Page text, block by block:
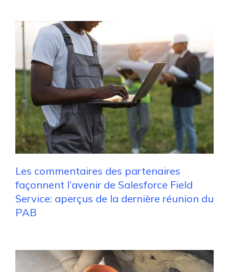
Les commentaires des partenaires
façonnent l’avenir de Salesforce Field
Service: aperçus de la dernière réunion du
PAB